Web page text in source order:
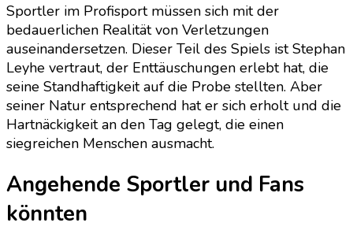
Sportler im Profisport müssen sich mit der
bedauerlichen Realität von Verletzungen
auseinandersetzen. Dieser Teil des Spiels ist Stephan
Leyhe vertraut, der Enttäuschungen erlebt hat, die
seine Standhaftigkeit auf die Probe stellten. Aber
seiner Natur entsprechend hat er sich erholt und die
Hartnäckigkeit an den Tag gelegt, die einen
siegreichen Menschen ausmacht.
Angehende Sportler und Fans
könnten